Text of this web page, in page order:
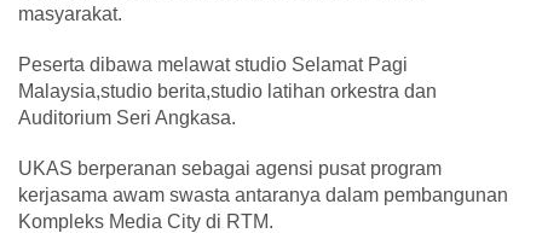
masyarakat.
Peserta dibawa melawat studio Selamat Pagi
Malaysia,studio berita,studio latihan orkestra dan
Auditorium Seri Angkasa.
UKAS berperanan sebagai agensi pusat program
kerjasama awam swasta antaranya dalam pembangunan
Kompleks Media City di RTM.